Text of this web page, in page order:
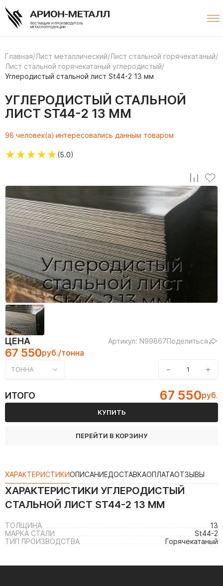
Главная/Лист металлический/Лист стальной горячекатаный/
Лист стальной горячекатаный углеродистый/
Углеродистый стальной лист St44-2 13 мм
УГЛЕРОДИСТЫЙ СТАЛЬНОЙ
ЛИСТ ST44-2 13 ММ
98 человек(а) интересовались данным товаром
★★★★★(5.0)
ЦЕНА Артикул: N99867Поделиться
67 550руб./тонна
ТОННА − +
ИТОГО 67 550руб.
КУПИТЬ
ПЕРЕЙТИ В КОРЗИНУ
ХАРАКТЕРИСТИКИОПИСАНИЕДОСТАВКАОПЛАТАОТЗЫВЫ
ХАРАКТЕРИСТИКИ УГЛЕРОДИСТЫЙ
СТАЛЬНОЙ ЛИСТ ST44-2 13 ММ
ТОЛЩИНА
13
МАРКА СТАЛИ
St44-2
ТИП ПРОИЗВОДСТВА
Горячекатаный